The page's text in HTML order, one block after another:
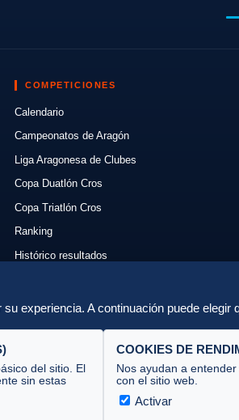
COMPETICIONES
Calendario
Campeonatos de Aragón
Liga Aragonesa de Clubes
Copa Duatlón Cros
Copa Triatlón Cros
Ranking
Histórico resultados
Normativas
Organizadores
experiencia. A continuación puede elegir
del sitio. El
sin estas
COOKIES DE
Nos ayudan a
con el sitio web.
Activar